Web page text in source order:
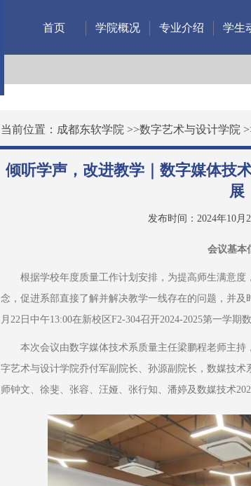
首页 学院概况 专业介绍 学生
当前位置： 成都东软学院 >>数字艺术与设计学院
倾听学声，改进教学｜数字媒体技
展
发布时间：2024年10月
会议基本
根据学校年度质量工作计划安排，为提高师生满意
念，促进系部直接了解并解决教学一线存在的问题，并
月22日中午13:00在新校区F2-304召开2024-2025第一学期
本次会议由数字媒体技术系质量主任梁鹏程老师主
字艺术与设计学院乔付军副院长、孙源副院长，数媒技
师钟文、徐斐、张容、汪娅、张行知、潘婷及数媒技术